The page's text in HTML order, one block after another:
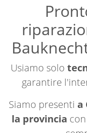
Usiamo solo
garantire
Siamo presenti a
la provincia